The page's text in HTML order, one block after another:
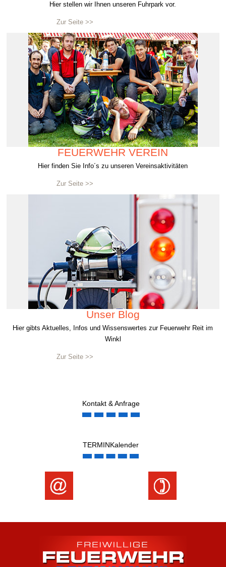
Hier stellen wir Ihnen unseren Fuhrpark vor.
Zur Seite >>
FEUERWEHR VEREIN
Hier finden Sie Info´s zu unseren Vereinsaktivitäten
Zur Seite >>
Unser Blog
Hier gibts Aktuelles, Infos und Wissenswertes zur Feuerwehr Reit im
Winkl
Zur Seite >>
Kontakt & Anfrage
TERMINKalender